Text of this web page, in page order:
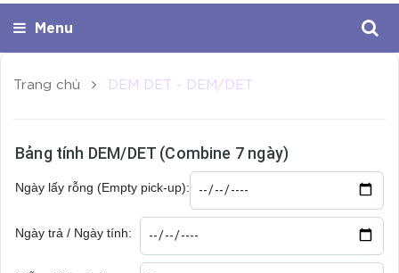
Menu
Trang chủ DEM DET - DEM/DET
Bảng tính DEM/DET (Combine 7 ngày)
Ngày lấy rỗng (Empty pick-up):
Ngày trả / Ngày tính: